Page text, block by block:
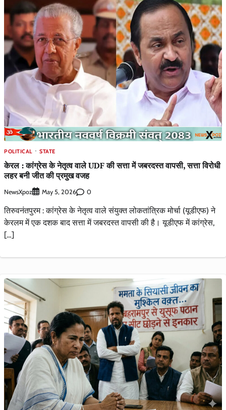
POLITICAL STATE
केरल : कांग्रेस के नेतृत्व वाले UDF की सत्ता में जबरदस्त वापसी, सत्ता विरोधी
लहर बनी जीत की प्रमुख वजह
NewsXpoz May 5, 2026 0
तिरुवनंतपुरम : कांग्रेस के नेतृत्व वाले संयुक्त लोकतांत्रिक मोर्चा (यूडीएफ) ने
केरलम में एक दशक बाद सत्ता में जबरदस्त वापसी की है। यूडीएफ में कांग्रेस,
[…]